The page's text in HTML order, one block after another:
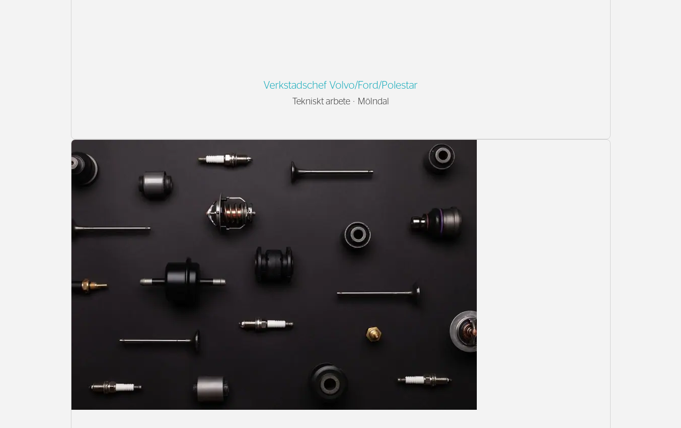
Verkstadschef Volvo/Ford/Polestar
Tekniskt arbete · Mölndal